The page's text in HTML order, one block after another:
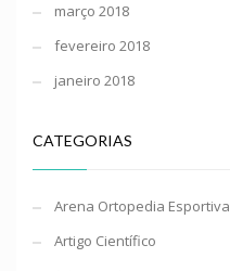
março 2018
fevereiro 2018
janeiro 2018
CATEGORIAS
Arena Ortopedia Esportiva
Artigo Científico